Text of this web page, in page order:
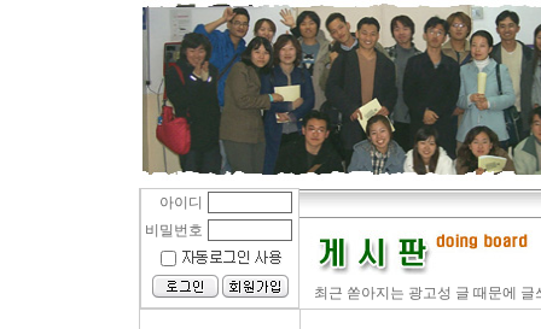
아이디
비밀번호
최근 쏟아지는 광고성 글 때문에 글